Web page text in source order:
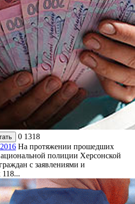
0 1318
На протяжении прошедших
полиции Херсонской
с заявлениями и